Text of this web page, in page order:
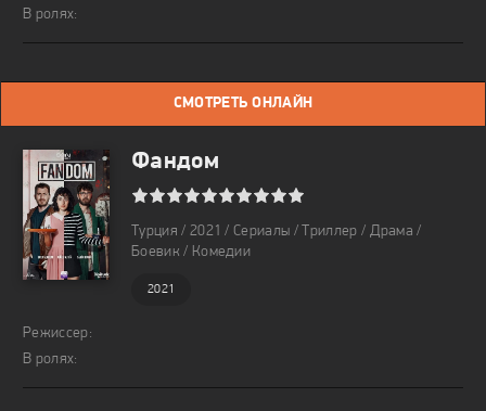
В ролях:
СМОТРЕТЬ ОНЛАЙН
Фандом
2 3 4 5 7 8 9 10
Турция / 2021 / Сериалы / Триллер / Драма /
Боевик / Комедии
2021
Режиссер:
В ролях: